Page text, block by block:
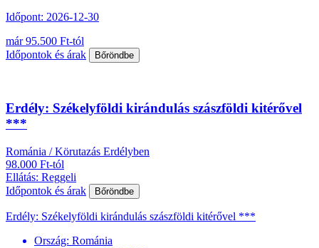
Időpont: 2026-12-30
már 95.500 Ft-tól
Időpontok és árak
Bőröndbe
Erdély: Székelyföldi kirándulás szászföldi kitérővel
***
Románia / Körutazás Erdélyben
98.000 Ft-tól
Ellátás: Reggeli
Időpontok és árak
Bőröndbe
Erdély: Székelyföldi kirándulás szászföldi kitérővel ***
Ország: Románia